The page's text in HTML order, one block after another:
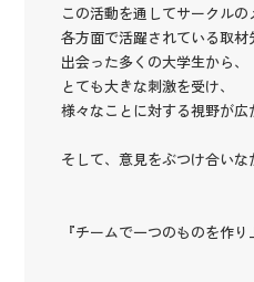
この活動を通してサークルの
各方面で活躍されている取材
出会った多くの大学生から、
とても大きな刺激を受け、
様々なことに対する視野が広
そして、意見をぶつけ合いな
『チームで一つのものを作り